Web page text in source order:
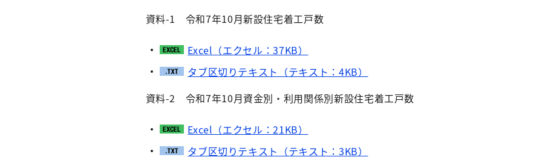
資料-1 令和7年10月新設住宅着工戸数
Excel（エクセル：37KB）
タブ区切りテキスト（テキスト：4KB）
資料-2 令和7年10月資金別・利用関係別新設住宅着工戸数
Excel（エクセル：21KB）
タブ区切りテキスト（テキスト：3KB）